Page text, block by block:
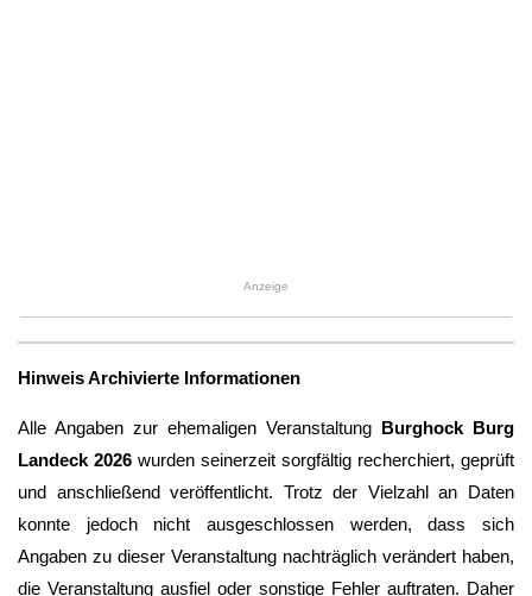
Anzeige
Hinweis Archivierte Informationen
Alle Angaben zur ehemaligen Veranstaltung Burghock Burg
Landeck 2026 wurden seinerzeit sorgfältig recherchiert, geprüft
und anschließend veröffentlicht. Trotz der Vielzahl an Daten
konnte jedoch nicht ausgeschlossen werden, dass sich
Angaben zu dieser Veranstaltung nachträglich verändert haben,
die Veranstaltung ausfiel oder sonstige Fehler auftraten. Daher